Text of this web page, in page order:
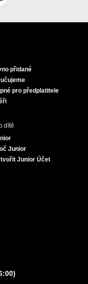
přidané
pro předplatitele
dítě
Junior
Junior Účet